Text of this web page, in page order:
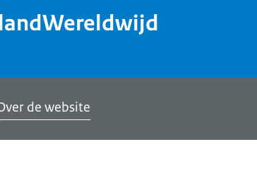
de website